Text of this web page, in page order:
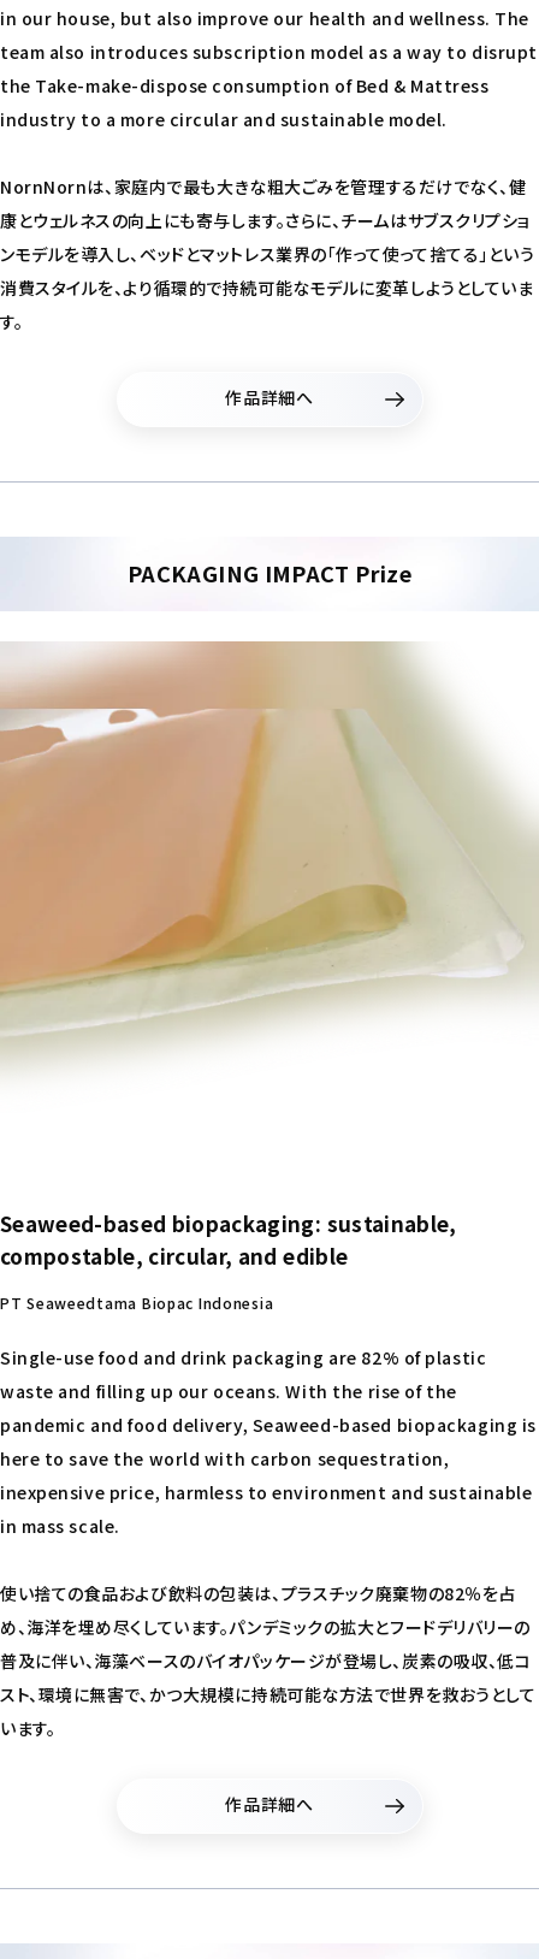
in our house, but also improve our health and wellness. The
team also introduces subscription model as a way to disrupt
the Take-make-dispose consumption of Bed & Mattress
industry to a more circular and sustainable model.
NornNornは、家庭内で最も大きな粗大ごみを管理するだけでなく、健
康とウェルネスの向上にも寄与します。さらに、チームはサブスクリプショ
ンモデルを導入し、ベッドとマットレス業界の「作って使って捨てる」という
消費スタイルを、より循環的で持続可能なモデルに変革しようとしていま
す。
作品詳細へ
PACKAGING IMPACT Prize
Seaweed-based biopackaging: sustainable,
compostable, circular, and edible
PT Seaweedtama Biopac Indonesia
Single-use food and drink packaging are 82% of plastic
waste and filling up our oceans. With the rise of the
pandemic and food delivery, Seaweed-based biopackaging is
here to save the world with carbon sequestration,
inexpensive price, harmless to environment and sustainable
in mass scale.
使い捨ての食品および飲料の包装は、プラスチック廃棄物の82％を占
め、海洋を埋め尽くしています。パンデミックの拡大とフードデリバリーの
普及に伴い、海藻ベースのバイオパッケージが登場し、炭素の吸収、低コ
スト、環境に無害で、かつ大規模に持続可能な方法で世界を救おうとして
います。
作品詳細へ